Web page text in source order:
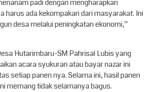
padi dengan mengharapkan
harus ada kekompakan dari masyarakat. Ini
desa melalui peningkatan ekonomi,”
Hutarimbaru-SM Pahrisal Lubis yang
acara syukuran atau bayar nazar ini
setiap panen nya. Selama ini, hasil panen
memang tidak selamanya bagus.